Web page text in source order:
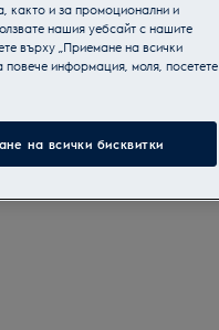
както и за промоционални и
нашия уебсайт с нашите
върху „Приемане на всички
повече информация, моля, посетете
на всички бисквитки